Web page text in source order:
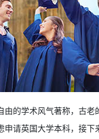
的学术风气著称，古
请英国大学本科，接